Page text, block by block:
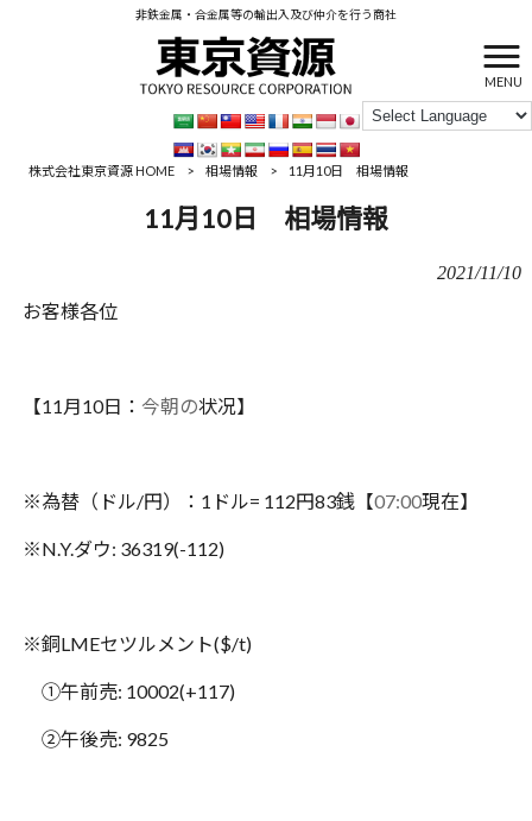
非鉄金属・合金属等の輸出入及び仲介を行う商社
MENU
株式会社東京資源 HOME > 相場情報 > 11月10日 相場情報
11月10日 相場情報
2021/11/10
お客様各位
【11 月10日： 今朝の状况】
※為替（ドル/円）： 1 ドル= 112円83銭【07:00現在】
※N.Y.ダウ: 36319(-112)
※銅LMEセツルメント($/t)
①午前売: 10002(+117)
②午後売: 9825